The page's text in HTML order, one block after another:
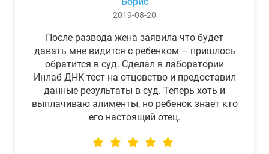
2019-08-20
После развода жена заявила что будет
давать мне видится с ребенком – пришлось
обратится в суд. Сделал в лаборатории
Инлаб ДНК тест на отцовство и предоставил
данные результаты в суд. Теперь хоть и
выплачиваю алименты, но ребенок знает кто
его настоящий отец.